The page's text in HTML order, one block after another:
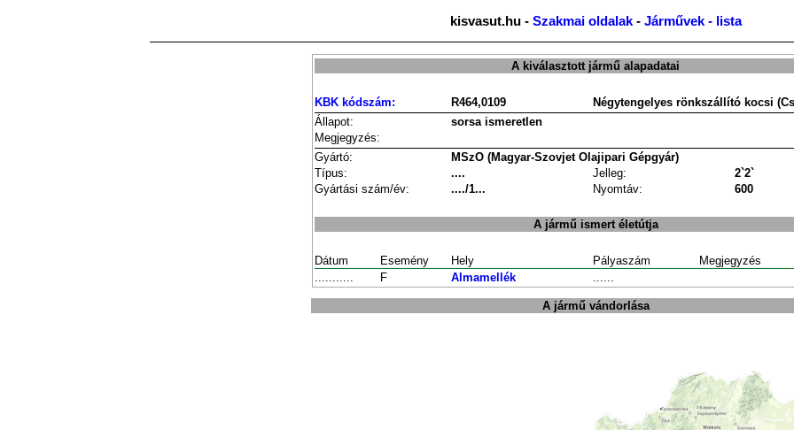
kisvasut.hu - Szakmai oldalak- Járművek - lista
A kiválasztott jármű alapadatai
KBK kódszám: R464,0109
Négytengelyes rönkszállító kocsi
Állapot:
sorsa ismeretlen
Megjegyzés:
Gyártó:
MSzO (Magyar-Szovjet Olajipari Gépgyár)
Típus:
.... Jelleg:
2`2`
Gyártási szám/év:
..../1... Nyomtáv: 600
A jármű ismert életútja
Dátum Esemény Hely Pályaszám
Megjegyzés
...........
F Almamellék ......
A jármű vándorlása